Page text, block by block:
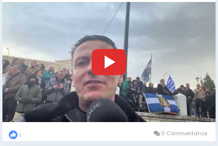
1 0 Commentarios